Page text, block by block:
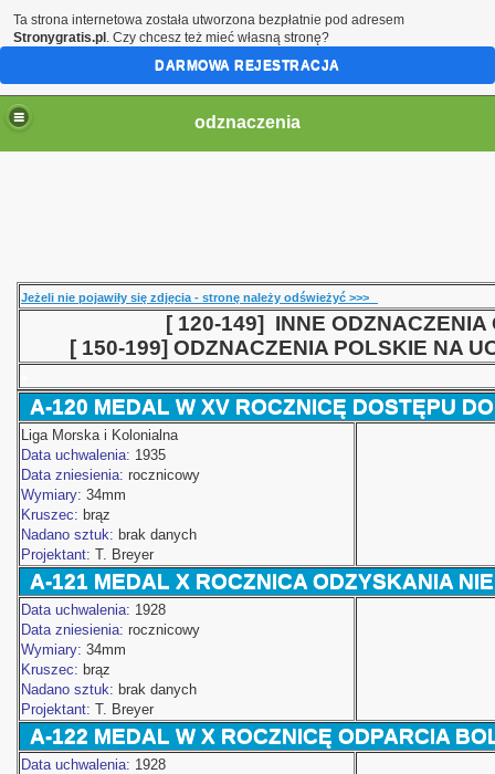
odznaczenia
Jeżeli nie pojawiły się zdjęcia - stronę należy odświeżyć >>>
[ 120-149] INNE
[ 150-199] ODZNACZENIA POLSKIE NA
A-120 MEDAL W XV ROCZNICĘ DOSTĘPU
Liga Morska i Kolonialna
Data uchwalenia: 1935
Data zniesienia: rocznicowy
Wymiary: 34mm
Kruszec: brąz
Nadano sztuk: brak danych
Projektant: T. Breyer
A-121 MEDAL X ROCZNICA ODZYSKANIA
Data uchwalenia: 1928
Data zniesienia: rocznicowy
Wymiary: 34mm
Kruszec: brąz
Nadano sztuk: brak danych
Projektant: T. Breyer
A-122 MEDAL W X ROCZNICĘ ODPARCIA
Data uchwalenia: 1928
Ta strona internetowa została utworzona bezpłatnie pod adresem
Stronygratis.pl . Czy chcesz też mieć własną stronę?
DARMOWA REJESTRACJA